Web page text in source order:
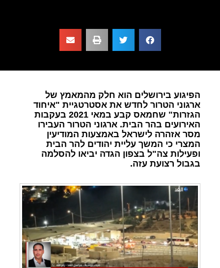
הפיגוע בירושלים הוא חלק מהמאמץ של
ארגוני הטרור לחדש את אסטרטגיית "איחוד
הגזרות" שחמאס קבע במאי 2021 בעקבות
האירועים בהר הבית. ארגוני הטרור העבירו
מסר אזהרה לישראל באמצעות המודיעין
המצרי כי המשך עליית יהודים להר הבית
ופעילות צה"ל בצפון הגדה יביאו להסלמה
בגבול רצועת עזה.